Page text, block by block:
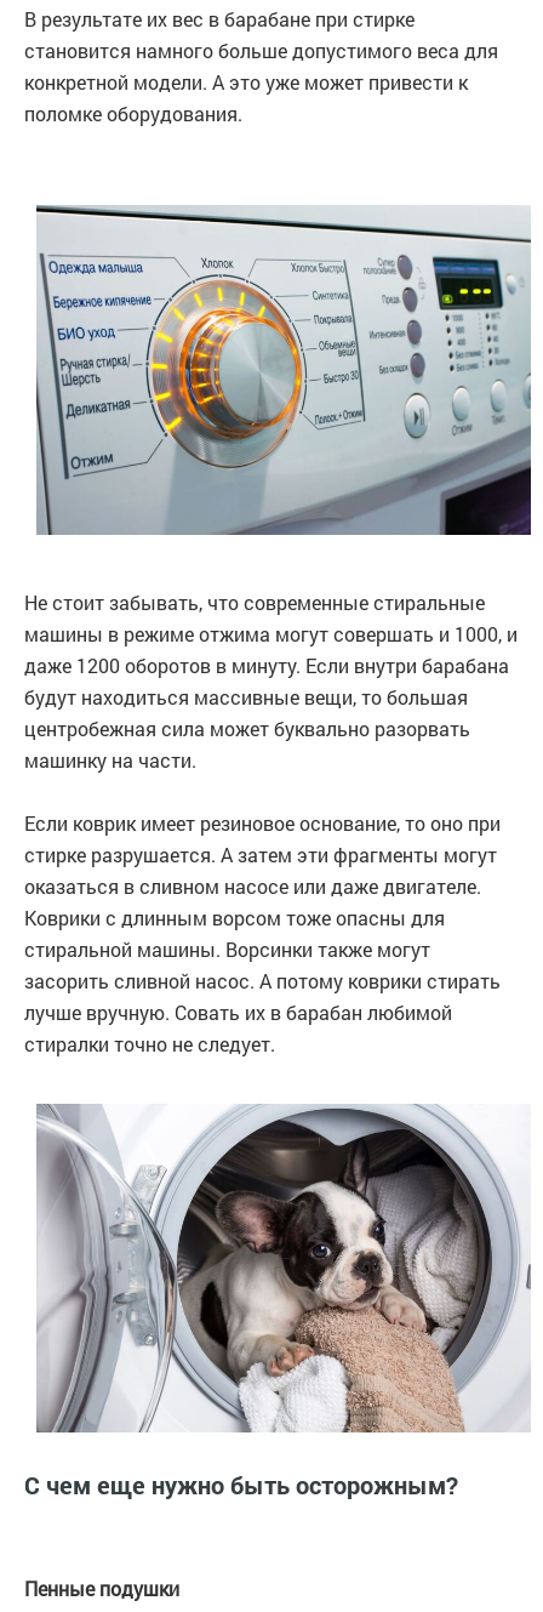
В результате их вес в барабане при стирке
становится намного больше допустимого веса для
конкретной модели. А это уже может привести к
поломке оборудования.
Не стоит забывать, что современные стиральные
машины в режиме отжима могут совершать и 1000, и
даже 1200 оборотов в минуту. Если внутри барабана
будут находиться массивные вещи, то большая
центробежная сила может буквально разорвать
машинку на части.
Если коврик имеет резиновое основание, то оно при
стирке разрушается. А затем эти фрагменты могут
оказаться в сливном насосе или даже двигателе.
Коврики с длинным ворсом тоже опасны для
стиральной машины. Ворсинки также могут
засорить сливной насос. А потому коврики стирать
лучше вручную. Совать их в барабан любимой
стиралки точно не следует.
С чем еще нужно быть осторожным?
Пенные подушки